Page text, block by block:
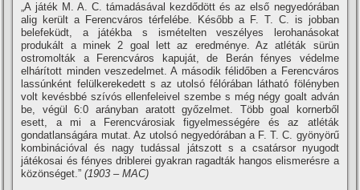
„A játék M. A. C. támadásával kezdődött és az első negyedórában
alig került a Ferencváros térfelébe. Később a F. T. C. is jobban
belefeküdt, a játékba s ismételten veszélyes lerohanásokat
produkált a minek 2 goal lett az eredménye. Az atléták sürün
ostromolták a Ferencváros kapuját, de Berán fényes védelme
elhárí­tott minden veszedelmet. A második félidőben a Ferencváros
lassúnként felülkerekedett s az utolsó félórában látható fölényben
volt kevésbbé szí­vós ellenfeleivel szembe s még négy goalt adván
be, végül 6:0 arányban aratott győzelmet. Több goal kornerből
esett, a mi a Ferencvárosiak figyelmességére és az atléták
gondatlanságára mutat. Az utolsó negyedórában a F. T. C. gyönyörű
kombinációval és nagy tudással játszott s a csatársor nyugodt
játékosai és fényes driblerei gyakran ragadták hangos elismerésre a
közönséget.”(1903 – MAC)